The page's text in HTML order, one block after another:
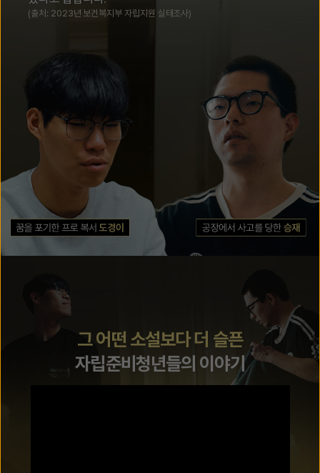
(출처: 2023년 보건복지부 자립지원 실태조사)
그 어떤 소설보다 더 슬픈
자립준비청년들의 이야기